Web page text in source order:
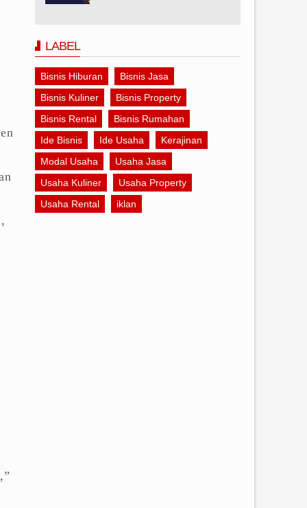
LABEL
Bisnis Hiburan
Bisnis Jasa
Bisnis Kuliner
Bisnis Property
Bisnis Rental
Bisnis Rumahan
Ide Bisnis
Ide Usaha
Kerajinan
Modal Usaha
Usaha Jasa
Usaha Kuliner
Usaha Property
Usaha Rental
iklan